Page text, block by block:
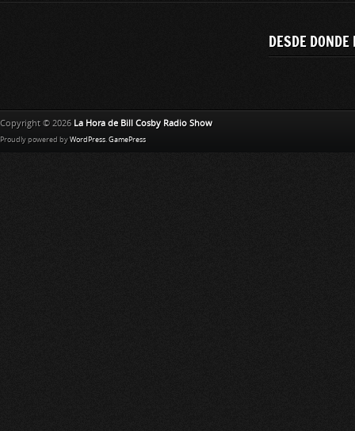
DESDE
Copyright © 2026 La Hora de Bill Cosby Radio Show
Proudly powered by WordPress. GamePress